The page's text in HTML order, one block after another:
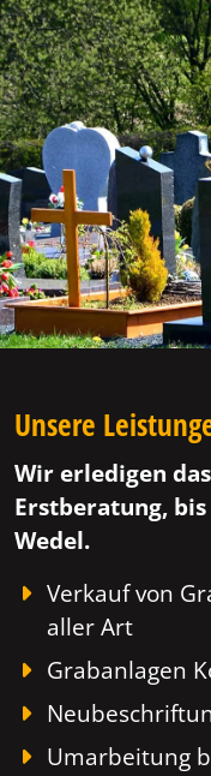
Unsere
Wir erledigen
Erstberatung,
Wedel.
Verkauf von
aller Art
Grabanlagen
Umarbeitung